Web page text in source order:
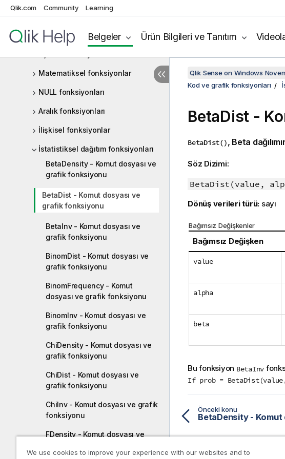
Qlik.com Community Learning
Belgeler Ürün Bilgileri ve Tanıtım
Kayıtlar arası fonksiyonlar
Mantıksal fonksiyonlar
Matematiksel fonksiyonlar
NULL fonksiyonları
Aralık fonksiyonları
İlişkisel fonksiyonlar
İstatistiksel dağıtım fonksiyonları
BetaDensity - Komut dosyası ve
grafik fonksiyonu
BetaDist - Komut dosyası ve
grafik fonksiyonu
BetaInv - Komut dosyası ve
grafik fonksiyonu
BinomDist - Komut dosyası ve
grafik fonksiyonu
BinomFrequency - Komut
dosyası ve grafik fonksiyonu
BinomInv - Komut dosyası ve
grafik fonksiyonu
ChiDensity - Komut dosyası ve
grafik fonksiyonu
ChiDist - Komut dosyası ve
grafik fonksiyonu
ChiInv - Komut dosyası ve grafik
fonksiyonu
FDensity - Komut dosyası ve
Qlik Sense on Windows
Kod ve grafik fonksiyonları
BetaDist -
BetaDist(), Beta
Söz Dizimi:
BetaDist(value,
Dönüş verileri türü: sayı
Bağımsız Değişkenler
Bağımsız Değişken
value
alpha
beta
Bu fonksiyon BetaInv
If prob =
Önceki konu
We use cookies to improve your experience with our websites and to